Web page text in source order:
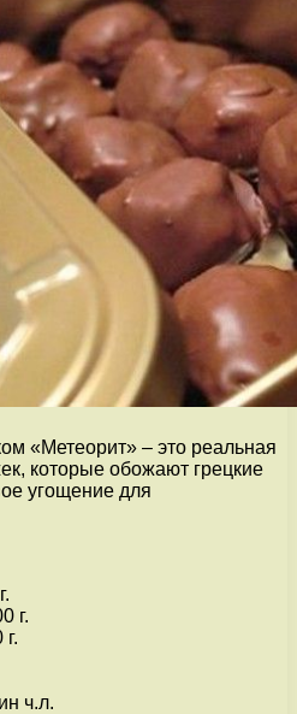
«Метеорит» – это реальная
которые обожают грецкие
угощение для
г.
ч.л.